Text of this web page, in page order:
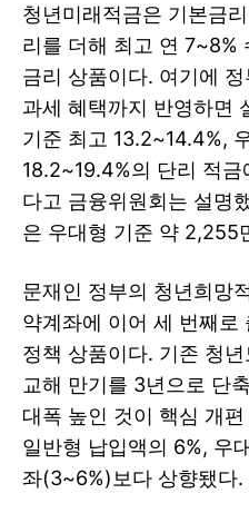
청년미래적금은 기본금
리를 더해 최고 연 7~8%
금리 상품이다. 여기에
과세 혜택까지 반영하면
기준 최고 13.2~14.4%,
18.2~19.4%의 단리 적
다고 금융위원회는 설명
은 우대형 기준 약 2,255
문재인 정부의 청년희망
약계좌에 이어 세 번째로
정책 상품이다. 기존 청
교해 만기를 3년으로 단
대폭 높인 것이 핵심 개
일반형 납입액의 6%, 우
좌(3~6%)보다 상향됐다.